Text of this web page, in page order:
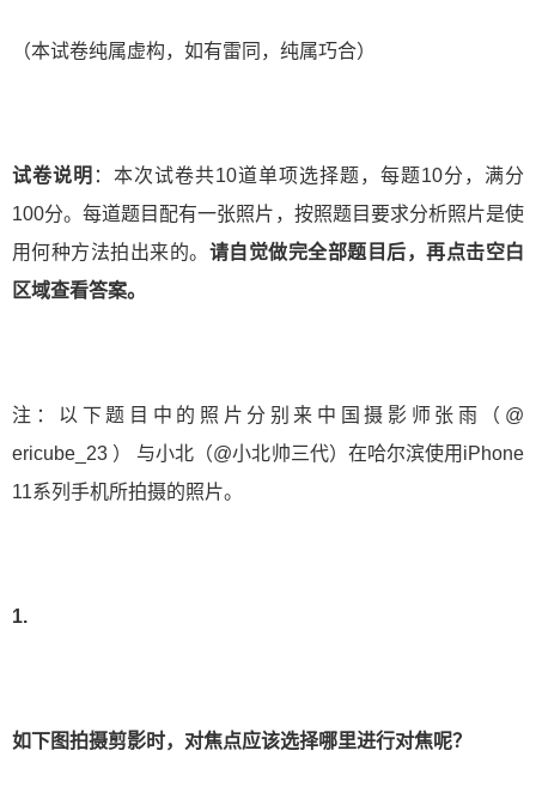
（本试卷纯属虚构，如有雷同，纯属巧合）
试卷说明 ：本次试卷共10道单项选择题，每题10分，满分
100分。每道题目配有一张照片，按照题目要求分析照片是使
用何种方法拍出来的。 请自觉做完全部题目后，再点击空白
区域查看答案。
注：以下题目中的照片分别来中国摄影师张雨（@
ericube_23 ） 与小北（@小北帅三代）在哈尔滨使用iPhone
11系列手机所拍摄的照片。
1.
如下图拍摄剪影时，对焦点应该选择哪里进行对焦呢？